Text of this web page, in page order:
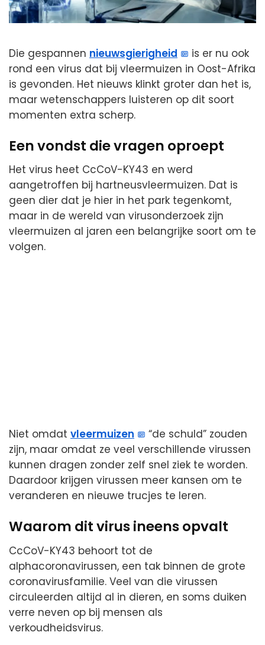
Die gespannen nieuwsgierigheid
is er nu ook
rond een virus dat bij vleermuizen in Oost-Afrika
is gevonden. Het nieuws klinkt groter dan het is,
maar wetenschappers luisteren op dit soort
momenten extra scherp.
Een vondst die vragen oproept
Het virus heet CcCoV-KY43 en werd
aangetroffen bij hartneusvleermuizen. Dat is
geen dier dat je hier in het park tegenkomt,
maar in de wereld van virusonderzoek zijn
vleermuizen al jaren een belangrijke soort om te
volgen.
Niet omdat vleermuizen
“de schuld” zouden
zijn, maar omdat ze veel verschillende virussen
kunnen dragen zonder zelf snel ziek te worden.
Daardoor krijgen virussen meer kansen om te
veranderen en nieuwe trucjes te leren.
Waarom dit virus ineens opvalt
CcCoV-KY43 behoort tot de
alphacoronavirussen, een tak binnen de grote
coronavirusfamilie. Veel van die virussen
circuleerden altijd al in dieren, en soms duiken
verre neven op bij mensen als
verkoudheidsvirus.